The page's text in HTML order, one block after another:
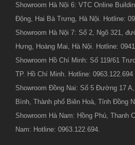
Showroom Hà Nội 6: VTC Online
Động, Hai Bà Trưng, Hà Nội. Hotline:
Showroom Hà Nội 7: Số 2, Ngõ 321,
Hưng, Hoàng Mai, Hà Nội. Hotline:
Showroom Hồ Chí Minh: Số 119/61
TP. Hồ Chí Minh. Hotline: 0963.122.694
Showroom Đồng Nai: Số 5 Đường 17
Bình, Thành phố Biên Hoà, Tỉnh Đồng
Showroom Hà Nam: Hồng Phú, Thanh
Nam: Hotline: 0963.122.694.